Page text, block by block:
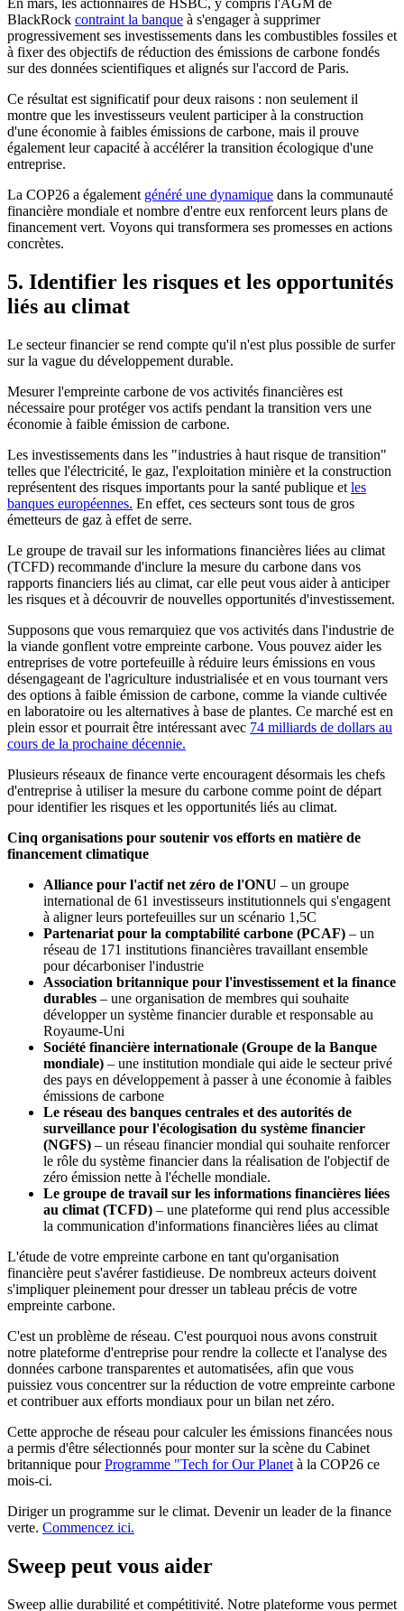
En mars, les actionnaires de HSBC, y compris l'AGM de
BlackRock contraint la banque à s'engager à supprimer
progressivement ses investissements dans les combustibles fossiles et
à fixer des objectifs de réduction des émissions de carbone fondés
sur des données scientifiques et alignés sur l'accord de Paris.
Ce résultat est significatif pour deux raisons : non seulement il
montre que les investisseurs veulent participer à la construction
d'une économie à faibles émissions de carbone, mais il prouve
également leur capacité à accélérer la transition écologique d'une
entreprise.
La COP26 a également généré une dynamique dans la communauté
financière mondiale et nombre d'entre eux renforcent leurs plans de
financement vert. Voyons qui transformera ses promesses en actions
concrètes.
5. Identifier les risques et les opportunités
liés au climat
Le secteur financier se rend compte qu'il n'est plus possible de surfer
sur la vague du développement durable.
Mesurer l'empreinte carbone de vos activités financières est
nécessaire pour protéger vos actifs pendant la transition vers une
économie à faible émission de carbone.
Les investissements dans les "industries à haut risque de transition"
telles que l'électricité, le gaz, l'exploitation minière et la construction
représentent des risques importants pour la santé publique et les
banques européennes. En effet, ces secteurs sont tous de gros
émetteurs de gaz à effet de serre.
Le groupe de travail sur les informations financières liées au climat
(TCFD) recommande d'inclure la mesure du carbone dans vos
rapports financiers liés au climat, car elle peut vous aider à anticiper
les risques et à découvrir de nouvelles opportunités d'investissement.
Supposons que vous remarquiez que vos activités dans l'industrie de
la viande gonflent votre empreinte carbone. Vous pouvez aider les
entreprises de votre portefeuille à réduire leurs émissions en vous
désengageant de l'agriculture industrialisée et en vous tournant vers
des options à faible émission de carbone, comme la viande cultivée
en laboratoire ou les alternatives à base de plantes. Ce marché est en
plein essor et pourrait être intéressant avec 74 milliards de dollars au
cours de la prochaine décennie.
Plusieurs réseaux de finance verte encouragent désormais les chefs
d'entreprise à utiliser la mesure du carbone comme point de départ
pour identifier les risques et les opportunités liés au climat.
Cinq organisations pour soutenir vos efforts en matière de
financement climatique
Alliance pour l'actif net zéro de l'ONU – un groupe
international de 61 investisseurs institutionnels qui s'engagent
à aligner leurs portefeuilles sur un scénario 1,5C
Partenariat pour la comptabilité carbone (PCAF) – un
réseau de 171 institutions financières travaillant ensemble
pour décarboniser l'industrie
Association britannique pour l'investissement et la finance
durables – une organisation de membres qui souhaite
développer un système financier durable et responsable au
Royaume-Uni
Société financière internationale (Groupe de la Banque
mondiale) – une institution mondiale qui aide le secteur privé
des pays en développement à passer à une économie à faibles
émissions de carbone
Le réseau des banques centrales et des autorités de
surveillance pour l'écologisation du système financier
(NGFS) – un réseau financier mondial qui souhaite renforcer
le rôle du système financier dans la réalisation de l'objectif de
zéro émission nette à l'échelle mondiale.
Le groupe de travail sur les informations financières liées
au climat (TCFD) – une plateforme qui rend plus accessible
la communication d'informations financières liées au climat
L'étude de votre empreinte carbone en tant qu'organisation
financière peut s'avérer fastidieuse. De nombreux acteurs doivent
s'impliquer pleinement pour dresser un tableau précis de votre
empreinte carbone.
C'est un problème de réseau. C'est pourquoi nous avons construit
notre plateforme d'entreprise pour rendre la collecte et l'analyse des
données carbone transparentes et automatisées, afin que vous
puissiez vous concentrer sur la réduction de votre empreinte carbone
et contribuer aux efforts mondiaux pour un bilan net zéro.
Cette approche de réseau pour calculer les émissions financées nous
a permis d'être sélectionnés pour monter sur la scène du Cabinet
britannique pourProgramme "Tech for Our Planet à la COP26 ce
mois-ci.
Diriger un programme sur le climat. Devenir un leader de la finance
verte. Commencez ici.
Sweep peut vous aider
Sweep allie durabilité et compétitivité. Notre plateforme vous permet